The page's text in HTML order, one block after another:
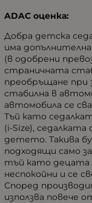
ADAC оценка:
Добра детска
има
(в одобрени
страничната
преобръщане при
стабилна в
автомобила се
Тъй като
(i-Size), седалката
детето. Такива
подходящи само
тъй като децата
неспокойни и се
Според
използва повече